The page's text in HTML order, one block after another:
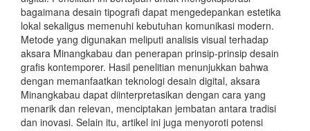
bagaimana desain tipografi dapat mengedepankan estetika
lokal sekaligus memenuhi kebutuhan komunikasi modern.
Metode yang digunakan meliputi analisis visual terhadap
aksara Minangkabau dan penerapan prinsip-prinsip desain
grafis kontemporer. Hasil penelitian menunjukkan bahwa
dengan memanfaatkan teknologi desain digital, aksara
Minangkabau dapat diinterpretasikan dengan cara yang
menarik dan relevan, menciptakan jembatan antara tradisi
dan inovasi. Selain itu, artikel ini juga menyoroti potensi